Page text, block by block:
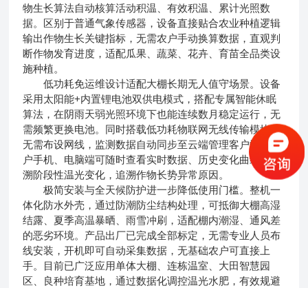
物生长算法自动核算活动积温、有效积温、累计光照数
据。区别于普通气象传感器，设备直接贴合农业种植逻辑
输出作物生长关键指标，无需农户手动换算数据，直观判
断作物发育进度，适配瓜果、蔬菜、花卉、育苗全品类设
施种植。
低功耗免运维设计适配大棚长期无人值守场景。设备
采用太阳能+内置锂电池双供电模式，搭配专属智能休眠
算法，在阴雨天弱光照环境下也能连续数月稳定运行，无
需频繁更换电池。同时搭载低功耗物联网无线传输模块，
无需布设网线，监测数据自动同步至云端管理客户端，农
户手机、电脑端可随时查看实时数据、历史变化曲线，回
溯阶段性温光变化，追溯作物长势异常原因。
极简安装与全天候防护进一步降低使用门槛。整机一
体化防水外壳，通过防潮防尘结构处理，可抵御大棚高湿
结露、夏季高温暴晒、雨雪冲刷，适配棚内潮湿、通风差
的恶劣环境。产品出厂已完成全部标定，无需专业人员布
线安装，开机即可自动采集数据，无基础农户可直接上
手。目前已广泛应用单体大棚、连栋温室、大田智慧园
区、良种培育基地，通过数据化调控温光水肥，有效规避